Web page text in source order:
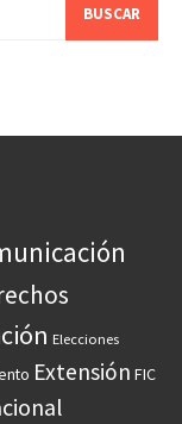
Elecciones
Extensión FIC